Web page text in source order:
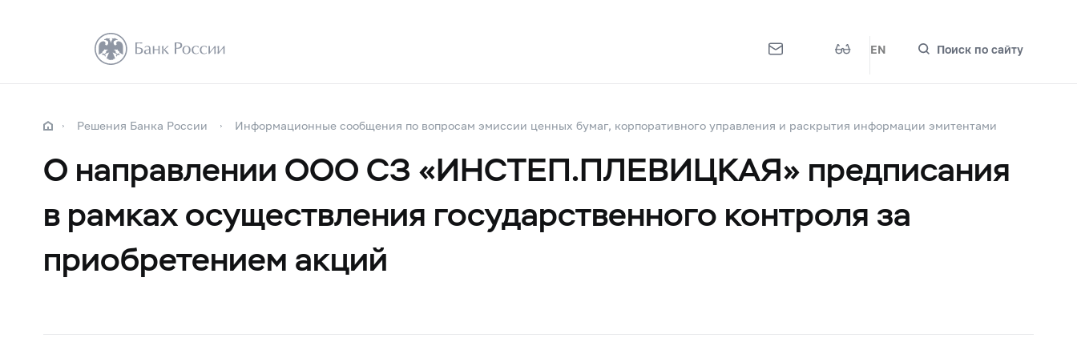
EN Поиск по сайту
Решения Банка России Информационные сообщения по вопросам эмиссии ценных бумаг, корпоративного управления и раскрытия информации эмитентами
О направлении ООО СЗ «ИНСТЕП.ПЛЕВИЦКАЯ» предписания
в рамках осуществления государственного контроля за
приобретением акций